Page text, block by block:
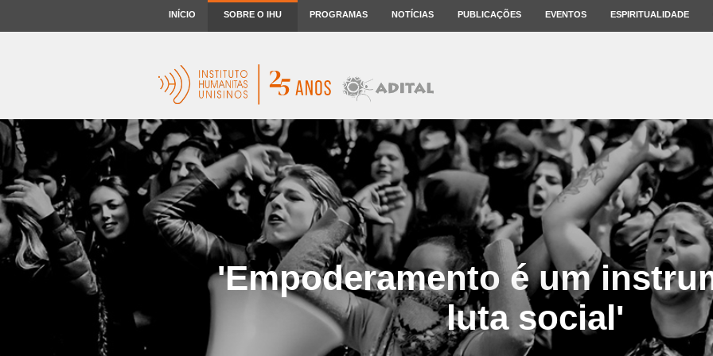
INÍCIO SOBRE O IHU PROGRAMAS NOTÍCIAS PUBLICAÇÕES EVENTOS ESPIRITUALIDADE
'Empoderamento é um
luta social'